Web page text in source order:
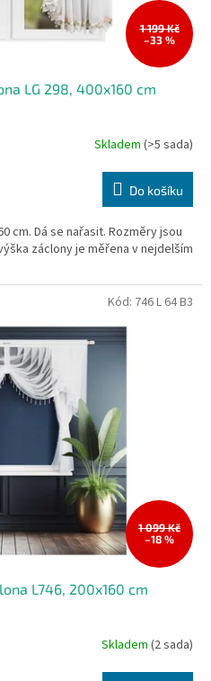
1 199 Kč
–33 %
LG 298, 400x160 cm
Skladem (>5 sada)
Do košíku
cm. Dá se nařasit. Rozměry jsou
záclony je měřena v nejdelším
1 099 Kč
–18 %
L746, 200x160 cm
Skladem (2 sada)
Kód: 746 L 64 B3